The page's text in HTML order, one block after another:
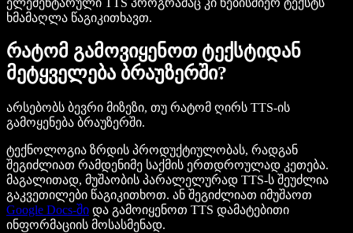
ხმამაღლა წაგიკითხავთ.
რატომ გამოვიყენოთ ტექსტიდან
მეტყველება ბრაუზერში?
არსებობს ბევრი მიზეზი, თუ რატომ ღირს TTS-ის
გამოყენება ბრაუზერში.
ტექნოლოგია ზრდის პროდუქტიულობას, რადგან
შეგიძლიათ რამდენიმე საქმის ერთდროულად კეთება.
მაგალითად, მუშაობის პარალელურად TTS-ს შეუძლია
გაკვეთილები წაგიკითხოთ. ან შეგიძლიათ იმუშაოთ
Google Docs-ში და გამოიყენოთ TTS დამატებითი
ინფორმაციის მოსასმენად.